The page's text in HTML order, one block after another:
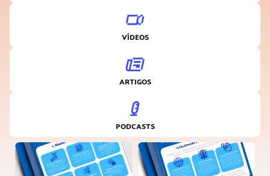
VÍDEOS
ARTIGOS
PODCASTS